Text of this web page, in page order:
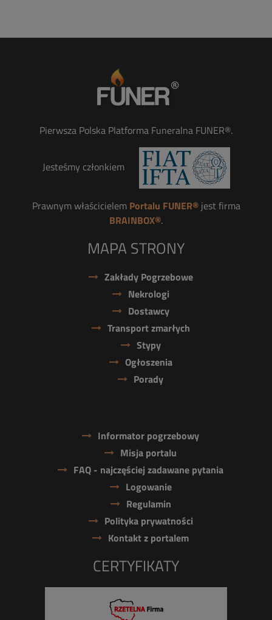
Pierwsza Polska Platforma Funeralna FUNER®.
Jesteśmy członkiem
Prawnym właścicielem Portalu FUNER®jest firma
BRAINBOX®.
MAPA STRONY
Zakłady Pogrzebowe
Nekrologi
Dostawcy
Transport zmarłych
Stypy
Ogłoszenia
Porady
Informator pogrzebowy
Misja portalu
FAQ - najczęściej zadawane pytania
Logowanie
Regulamin
Polityka prywatności
Kontakt z portalem
CERTYFIKATY